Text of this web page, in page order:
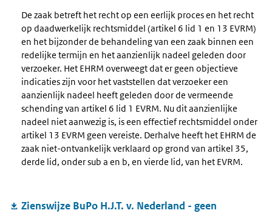
De zaak betreft het recht op een eerlijk proces en het recht
op daadwerkelijk rechtsmiddel (artikel 6 lid 1 en 13 EVRM)
en het bijzonder de behandeling van een zaak binnen een
redelijke termijn en het aanzienlijk nadeel geleden door
verzoeker. Het EHRM overweegt dat er geen objectieve
indicaties zijn voor het vaststellen dat verzoeker een
aanzienlijk nadeel heeft geleden door de vermeende
schending van artikel 6 lid 1 EVRM. Nu dit aanzienlijke
nadeel niet aanwezig is, is een effectief rechtsmiddel onder
artikel 13 EVRM geen vereiste. Derhalve heeft het EHRM de
zaak niet-ontvankelijk verklaard op grond van artikel 35,
derde lid, onder sub a en b, en vierde lid, van het EVRM.
Zienswijze BuPo H.J.T. v. Nederland - geen